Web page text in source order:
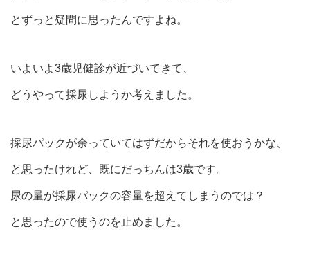
とずっと疑問に思ったんですよね。
いよいよ3歳児健診が近づいてきて、
どうやって採尿しようか考えました。
採尿パックが余っていてはずだからそれを使おうかな、
と思ったけれど、既にだっちんは3歳です。
尿の量が採尿パックの容量を超えてしまうのでは？
と思ったので使うのを止めました。